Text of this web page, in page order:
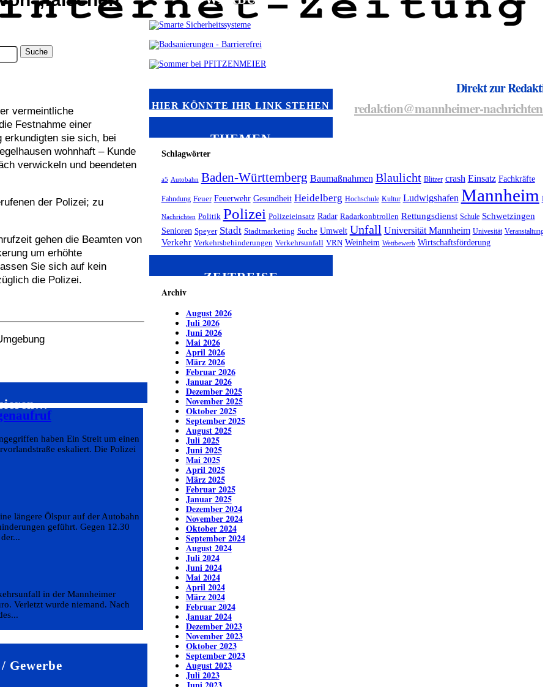
Direkt zur
redaktion@mannheimer-
vermeintliche
Festnahme einer
erkundigten sie sich, bei
wohnhaft – Kunde
verwickeln und beendeten
der Polizei; zu
gehen die Beamten von
um erhöhte
Sie sich auf kein
die Polizei.
haben Ein Streit um einen
eskaliert. Die Polizei
längere Ölspur auf der Autobahn
geführt. Gegen 12.30
in der Mannheimer
Verletzt wurde niemand. Nach
Gewerbe
HIER KÖNNTE IHR LINK STEHEN
THEMEN
Schlagwörter
a5 Autobahn Baden-Württemberg Baumaßnahmen Blaulicht Blitzer crash Einsatz Fachkräfte
Fahndung Feuer Feuerwehr Gesundheit Heidelberg Hochschule Kultur Ludwigshafen Mannheim
Nachrichten Politik Polizei Polizeieinsatz Radar Radarkonbtrollen Rettungsdienst Schule Schwetzingen
Senioren Speyer Stadt Stadtmarketing Suche Umwelt Unfall Universität Mannheim Univesität Veranstaltung
Verkehr Verkehrsbehinderungen Verkehrsunfall VRN Weinheim Wettbewerb Wirtschaftsförderung
ZEITREISE
Archiv
August 2026
Juli 2026
Juni 2026
Mai 2026
April 2026
März 2026
Februar 2026
Januar 2026
Dezember 2025
November 2025
Oktober 2025
September 2025
August 2025
Juli 2025
Juni 2025
Mai 2025
April 2025
März 2025
Februar 2025
Januar 2025
Dezember 2024
November 2024
Oktober 2024
September 2024
August 2024
Juli 2024
Juni 2024
Mai 2024
April 2024
März 2024
Februar 2024
Januar 2024
Dezember 2023
November 2023
Oktober 2023
September 2023
August 2023
Juli 2023